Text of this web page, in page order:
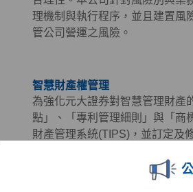
理機制與執行程序，並且建置風
管公司營運之風險。
智慧財產權管理
為強化元大證券對智慧管理財產
點」、「專利管理細則」與「商
財產管理系統(TIPS)，並訂定及
本公司積極設立智慧財產管理
2022年及2024年分別取得